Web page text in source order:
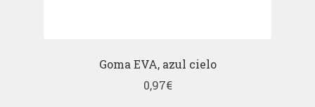
Goma EVA, azul cielo
0,97€